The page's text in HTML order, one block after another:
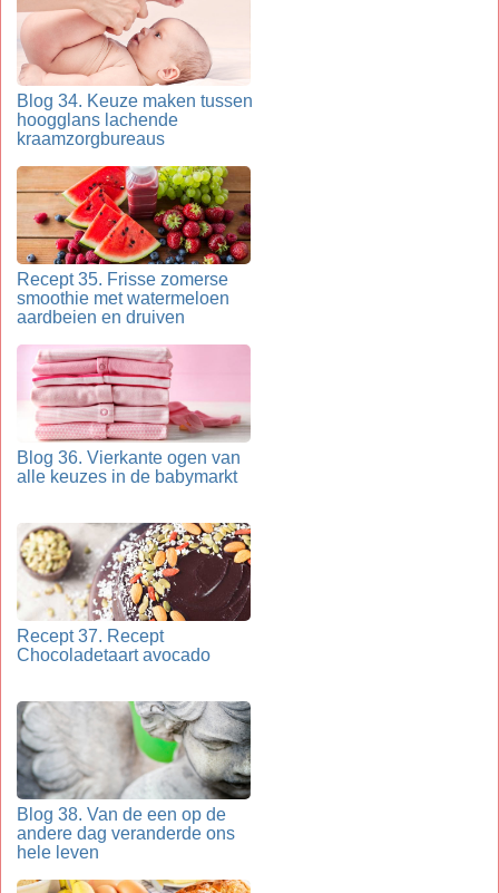
Blog 34. Keuze maken tussen
hoogglans lachende
kraamzorgbureaus
Recept 35. Frisse zomerse
smoothie met watermeloen
aardbeien en druiven
Blog 36. Vierkante ogen van
alle keuzes in de babymarkt
Recept 37. Recept
Chocoladetaart avocado
Blog 38. Van de een op de
andere dag veranderde ons
hele leven